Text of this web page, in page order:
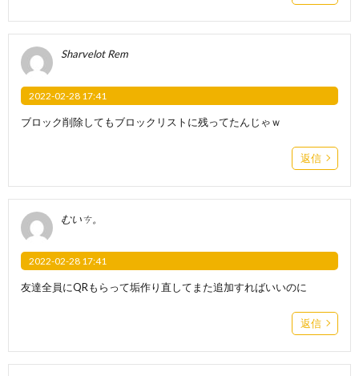
Sharvelot Rem
2022-02-28 17:41
ブロック削除してもブロックリストに残ってたんじゃｗ
返信
むいㄘ。
2022-02-28 17:41
友達全員にQRもらって垢作り直してまた追加すればいいのに
返信